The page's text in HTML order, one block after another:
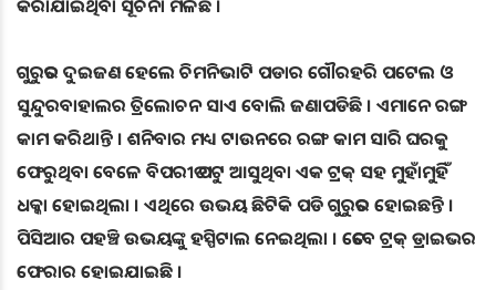
କରାଯାଇଥିବା ସୂଚନା ମିଳିଛି ।
ଗୁରୁତର ଦୁଇଜଣ ହେଲେ ଚିମନିଭାଟି ପଡାର ଗୌରହରି ପଟେଲ ଓ
ସୁନ୍ଦୁରବାହାଲର ତ୍ରିଲୋଚନ ସାଏ ବୋଲି ଜଣାପଡିଛି । ଏମାନେ ରଙ୍ଗ
କାମ କରିଥାନ୍ତି । ଶନିବାର ମଧ୍ୟ ଟାଉନରେ ରଙ୍ଗ କାମ ସାରି ଘରକୁ
ଫେରୁଥିବା ବେଳେ ବିପରୀତ ପଟୁ ଆସୁଥିବା ଏକ ଟ୍ରକ୍ ସହ ମୁହାଁମୁହିଁ
ଧକ୍କା ହୋଇଥିଲା । ଏଥିରେ ଉଭୟ ଛିଟିକି ପଡି ଗୁରୁତର ହୋଇଛନ୍ତି ।
ପିସିଆର ପହଞ୍ଚି ଉଭୟଙ୍କୁ ହସ୍ପିଟାଲ ନେଇଥିଲା । ତେବେ ଟ୍ରକ୍ ଡ୍ରାଇଭର
ଫେରାର ହୋଇଯାଇଛି ।